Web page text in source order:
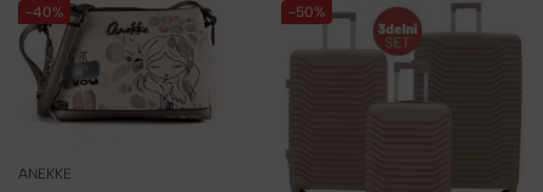
-40%
ANEKKE
-50%